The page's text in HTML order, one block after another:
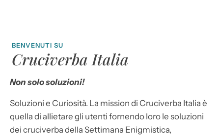
BENVENUTI SU
Cruciverba Italia
Non solo soluzioni!
Soluzioni e Curiosità. La mission di Cruciverba Italia è
quella di allietare gli utenti fornendo loro le soluzioni
dei cruciverba della Settimana Enigmistica,